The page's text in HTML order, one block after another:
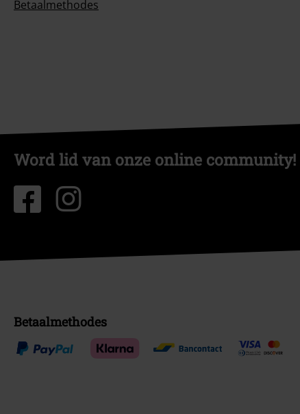
Betaalmethodes
Word lid van onze online community!
Betaalmethodes